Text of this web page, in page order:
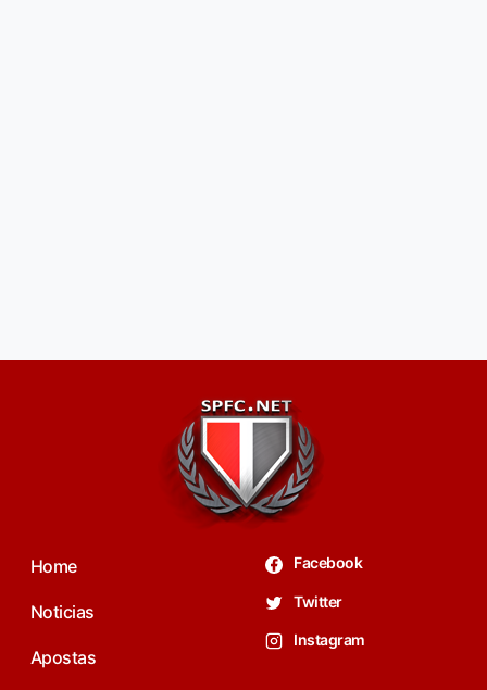
Home
Noticias
Apostas
Facebook
Twitter
Instagram